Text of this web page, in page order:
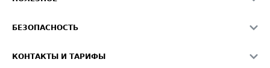
Звезды ATI.SU на вашем сайте
БЕЗОПАСНОСТЬ
КОНТАКТЫ И ТАРИФЫ